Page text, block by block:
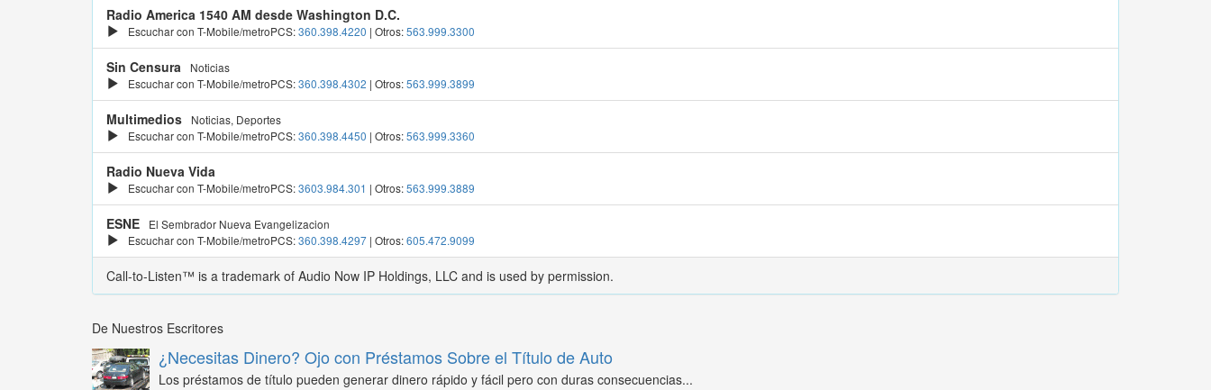
Radio America 1540 AM desde Washington D.C.
Escuchar con T-Mobile/metroPCS:360.398.4220 | Otros:563.999.3300
Sin Censura
Noticias
Escuchar con T-Mobile/metroPCS:360.398.4302 | Otros:563.999.3899
Multimedios
Noticias, Deportes
Escuchar con T-Mobile/metroPCS:360.398.4450 | Otros:563.999.3360
Radio Nueva Vida
Escuchar con T-Mobile/metroPCS:3603.984.301 | Otros:563.999.3889
ESNE
El Sembrador Nueva Evangelizacion
Escuchar con T-Mobile/metroPCS:360.398.4297 | Otros:605.472.9099
Call-to-Listen™ is a trademark of Audio Now IP Holdings, LLC and is used by permission.
De Nuestros Escritores
¿Necesitas Dinero? Ojo con Préstamos Sobre el Título de Auto
Los préstamos de título pueden generar dinero rápido y fácil pero con duras consecuencias...